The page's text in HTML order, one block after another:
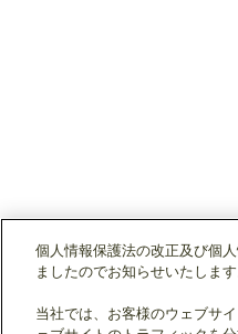
個人情報保護法の改正及び個
ましたのでお知らせいたします
当社では、お客様のウェブサ